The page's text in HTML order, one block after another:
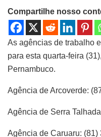
Compartilhe nosso
As agências de trabalho
para esta quarta-feira
Pernambuco.
Agência de Arcoverde:
Agência de Serra
Agência de Caruaru: (81)